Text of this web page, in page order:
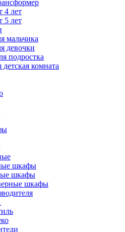
4 лет
5 лет
мальчика
девочки
подростка
комната
шкафы
шкафы
шкафы